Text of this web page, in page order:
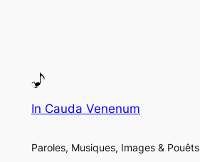
In Cauda Venenum
Paroles, Musiques, Images & Pouêts